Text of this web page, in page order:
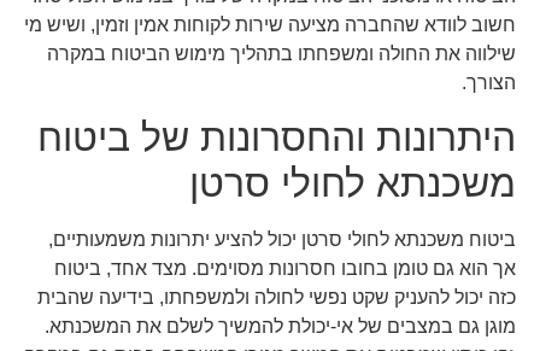
חשוב לוודא שהחברה מציעה שירות לקוחות אמין וזמין, ושיש מי
שילווה את החולה ומשפחתו בתהליך מימוש הביטוח במקרה
הצורך.
היתרונות והחסרונות של ביטוח
משכנתא לחולי סרטן
ביטוח משכנתא לחולי סרטן יכול להציע יתרונות משמעותיים,
אך הוא גם טומן בחובו חסרונות מסוימים. מצד אחד, ביטוח
כזה יכול להעניק שקט נפשי לחולה ולמשפחתו, בידיעה שהבית
מוגן גם במצבים של אי-יכולת להמשיך לשלם את המשכנתא.